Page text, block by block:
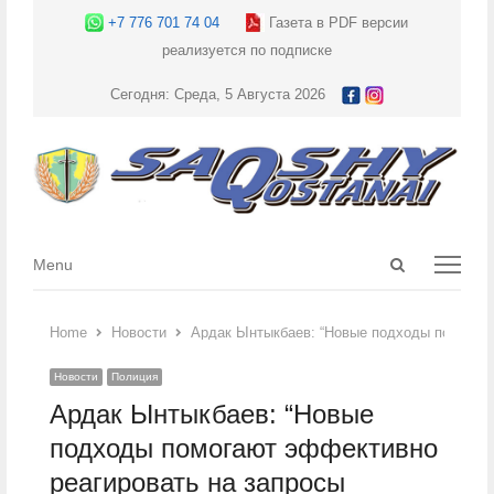
+7 776 701 74 04
Газета в PDF версии
реализуется по подписке
Сегодня: Среда, 5 Августа 2026
Open
Menu
Menu
Home Новости Ардак Ынтыкбаев: “Новые подходы
Новости Полиция
Ардак Ынтыкбаев: “Новые
подходы помогают эффективно
реагировать на запросы